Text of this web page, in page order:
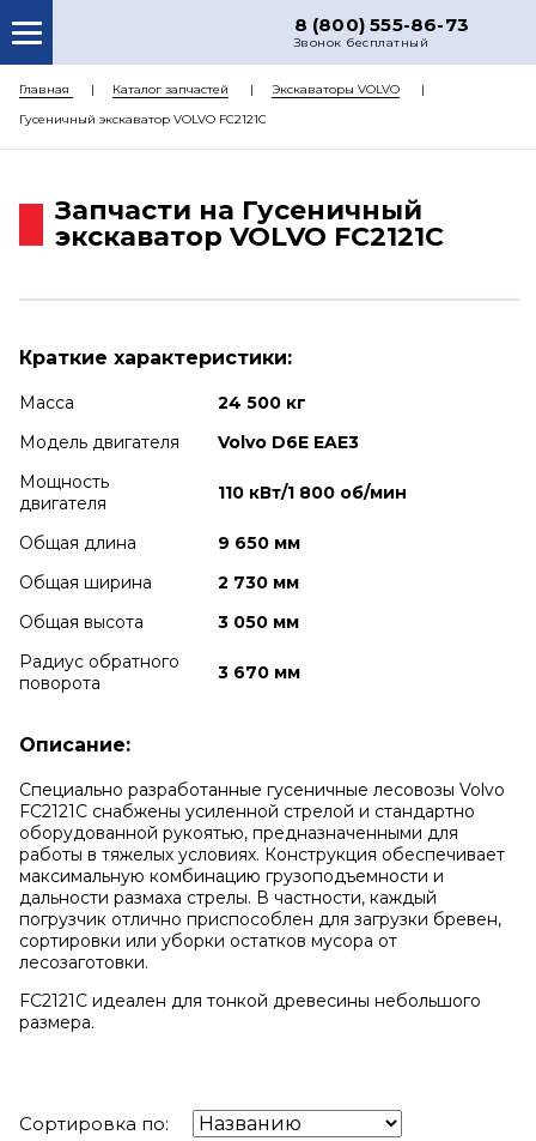
8 (800) 555-86-73
Звонок бесплатный
О НАС
КАТАЛОГ ЗАПЧАСТЕЙ
ДОСТАВКА
Главная Каталог запчастей
Экскаваторы VOLVO
Гусеничный экскаватор VOLVO FC2121C
Запчасти на Гусеничный
экскаватор VOLVO FC2121C
Краткие характеристики:
Масса
24 500 кг
Модель двигателя
Volvo D6E EAE3
Мощность
двигателя
110 кВт/1 800 об/мин
Общая длина
9 650 мм
Общая ширина
2 730 мм
Общая высота
3 050 мм
Радиус обратного
поворота
3 670 мм
Описание:
Специально разработанные гусеничные лесовозы Volvo
FC2121C снабжены усиленной стрелой и стандартно
оборудованной рукоятью, предназначенными для
работы в тяжелых условиях. Конструкция обеспечивает
максимальную комбинацию грузоподъемности и
дальности размаха стрелы. В частности, каждый
погрузчик отлично приспособлен для загрузки бревен,
сортировки или уборки остатков мусора от
лесозаготовки.
FC2121C идеален для тонкой древесины небольшого
размера.
Сортировка по: